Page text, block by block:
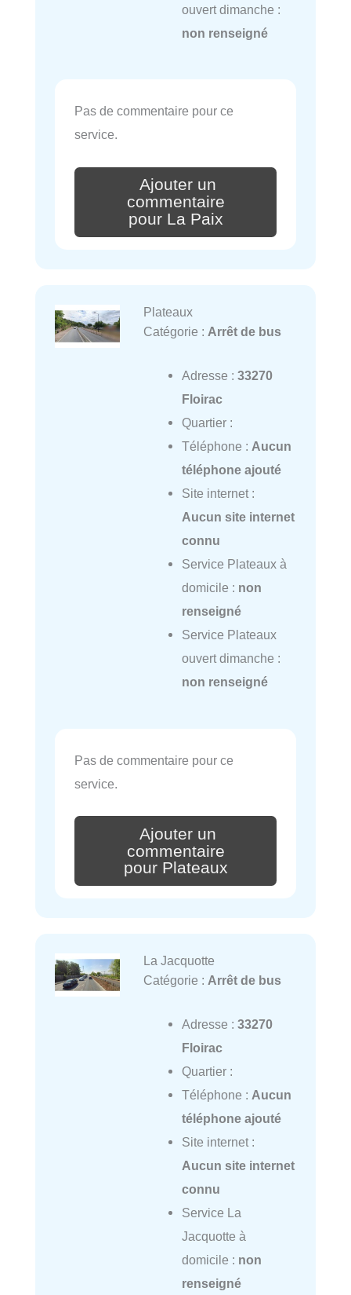
ouvert dimanche :
non renseigné
Pas de commentaire pour ce
service.
Ajouter un
commentaire
pour La Paix
Plateaux
Catégorie : Arrêt de bus
Adresse : 33270
Floirac
Quartier :
Téléphone : Aucun
téléphone ajouté
Site internet :
Aucun site internet
connu
Service Plateaux à
domicile : non
renseigné
Service Plateaux
ouvert dimanche :
non renseigné
Pas de commentaire pour ce
service.
Ajouter un
commentaire
pour Plateaux
La Jacquotte
Catégorie : Arrêt de bus
Adresse : 33270
Floirac
Quartier :
Téléphone : Aucun
téléphone ajouté
Site internet :
Aucun site internet
connu
Service La
Jacquotte à
domicile : non
renseigné